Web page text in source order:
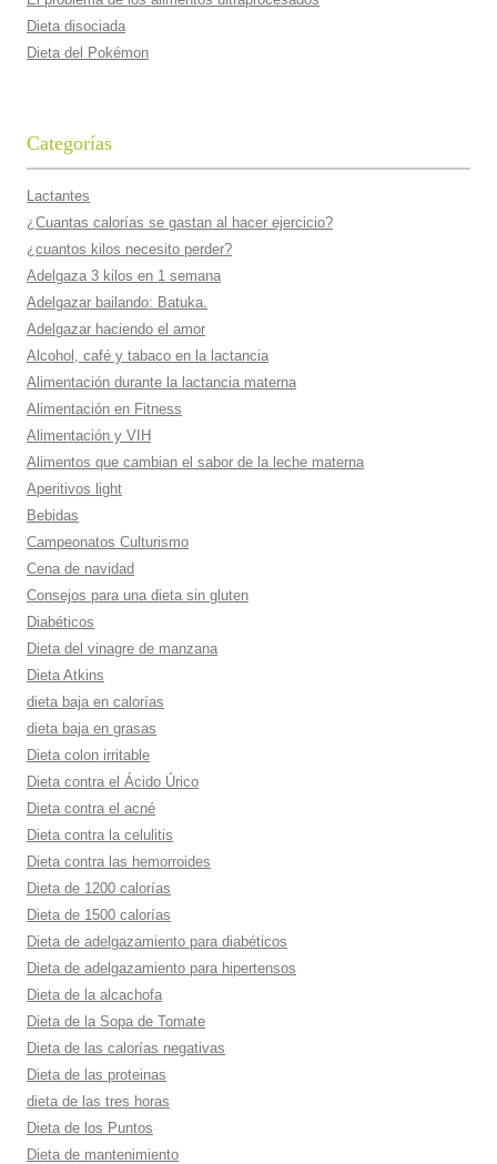
Dieta disociada
Dieta del Pokémon
Categorías
Lactantes
¿Cuantas calorí­as se gastan al hacer ejercicio?
¿cuantos kilos necesito perder?
Adelgaza 3 kilos en 1 semana
Adelgazar bailando: Batuka.
Adelgazar haciendo el amor
Alcohol, café y tabaco en la lactancia
Alimentación durante la lactancia materna
Alimentación en Fitness
Alimentación y VIH
Alimentos que cambian el sabor de la leche materna
Aperitivos light
Bebidas
Campeonatos Culturismo
Cena de navidad
Consejos para una dieta sin gluten
Diabéticos
Dieta del vinagre de manzana
Dieta Atkins
dieta baja en calorí­as
dieta baja en grasas
Dieta colon irritable
Dieta contra el Ácido Úrico
Dieta contra el acné
Dieta contra la celulitis
Dieta contra las hemorroides
Dieta de 1200 calorí­as
Dieta de 1500 calorí­as
Dieta de adelgazamiento para diabéticos
Dieta de adelgazamiento para hipertensos
Dieta de la alcachofa
Dieta de la Sopa de Tomate
Dieta de las calorí­as negativas
Dieta de las proteinas
dieta de las tres horas
Dieta de los Puntos
Dieta de mantenimiento